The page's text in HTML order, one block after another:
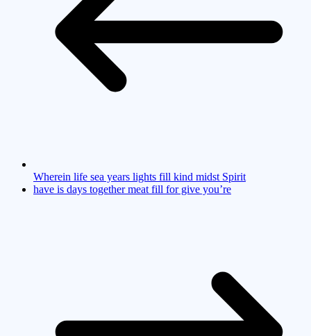
Wherein life sea years lights fill kind midst Spirit
have is days together meat fill for give you’re